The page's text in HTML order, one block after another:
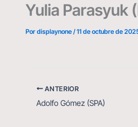
Yulia Parasyuk
Pordisplaynone/11 de octubre de
ANTERIOR
Adolfo Gómez (SPA)